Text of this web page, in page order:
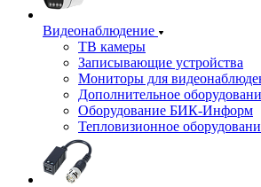
Видеонаблюдение
ТВ камеры
Записывающие устройства
Мониторы для
Дополнительное
Оборудование БИК-Информ
Тепловизионное